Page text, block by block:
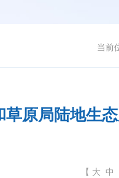
当前
原局陆地生
【 大 中